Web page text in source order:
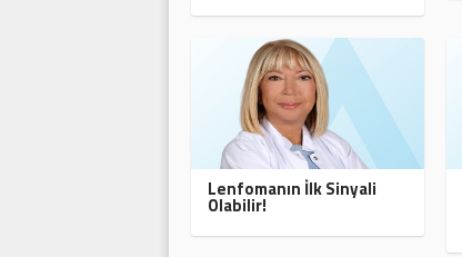
Lenfomanın İlk Sinyali
Olabilir!